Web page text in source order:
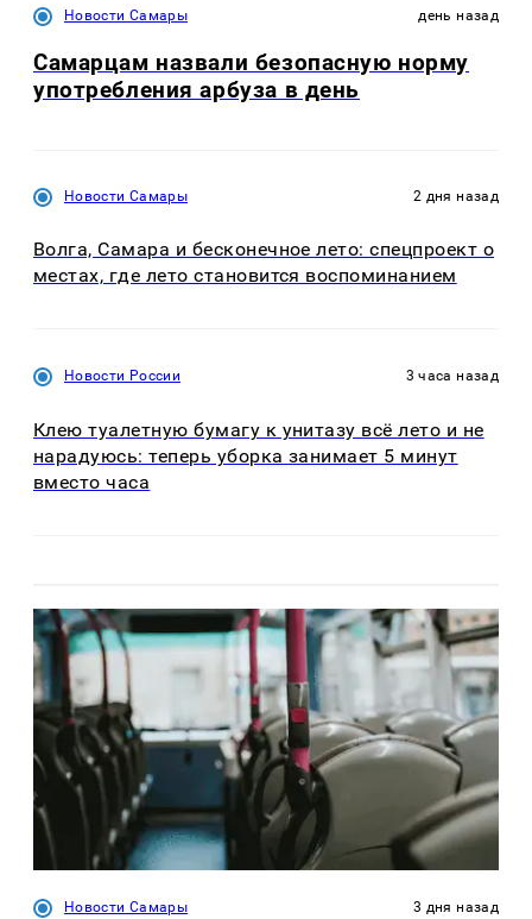
Новости Самары день назад
Самарцам назвали безопасную норму
употребления арбуза в день
Новости Самары 2 дня назад
Волга, Самара и бесконечное лето: спецпроект о
местах, где лето становится воспоминанием
Новости России 3 часа назад
Клею туалетную бумагу к унитазу всё лето и не
нарадуюсь: теперь уборка занимает 5 минут
вместо часа
Новости Самары 3 дня назад